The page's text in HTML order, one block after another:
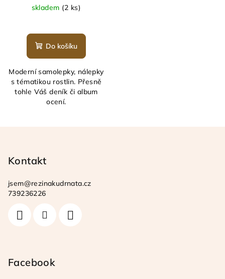
skladem (2 ks)
Do košíku
Moderní samolepky, nálepky
s tématikou rostlin. Přesně
tohle Váš deník či album
ocení.
Kontakt
jsem@rezinakudrnata.cz
739236226
Facebook